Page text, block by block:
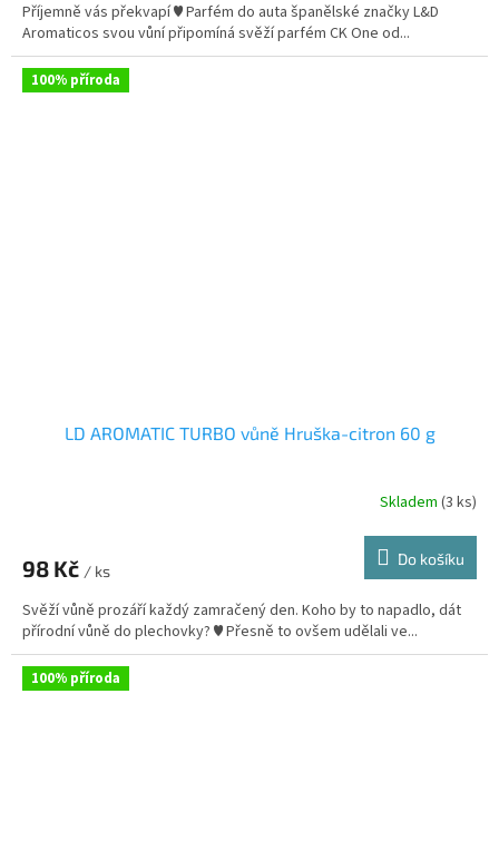
Příjemně vás překvapí ♥ Parfém do auta španělské značky L&D
Aromaticos svou vůní připomíná svěží parfém CK One od...
100% příroda
LD AROMATIC TURBO vůně Hruška-citron 60 g
Skladem (3 ks)
98 Kč / ks
Do košíku
Svěží vůně prozáří každý zamračený den. Koho by to napadlo, dát
přírodní vůně do plechovky? ♥ Přesně to ovšem udělali ve...
100% příroda